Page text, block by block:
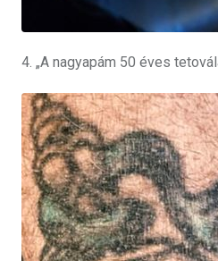
4. „A nagyapám 50 éves